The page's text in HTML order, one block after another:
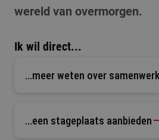
wereld van overmorgen.
Ik wil direct...
...meer weten over
...een stageplaats aanbieden